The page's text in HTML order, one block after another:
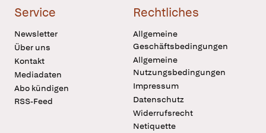
Service
Newsletter
Über uns
Kontakt
Mediadaten
Abo kündigen
RSS-Feed
Rechtliches
Allgemeine
Geschäftsbedingungen
Allgemeine
Nutzungsbedingungen
Impressum
Datenschutz
Widerrufsrecht
Netiquette